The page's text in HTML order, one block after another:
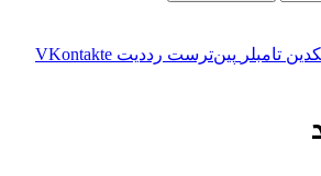
‫تامبلر ‫پین‌ترست ‫رددیت ‫VKontakte